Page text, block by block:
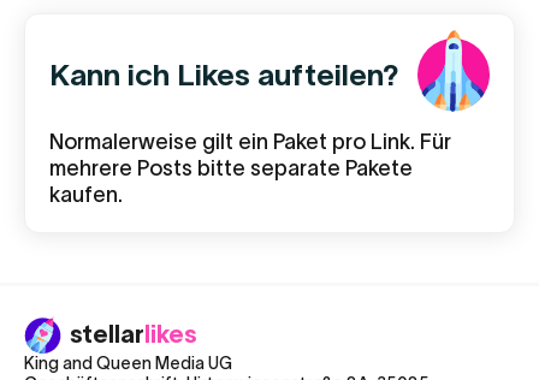
Kann ich Likes aufteilen?
Normalerweise gilt ein Paket pro Link. Für
mehrere Posts bitte separate Pakete
kaufen.
stellar likes
King and Queen Media UG